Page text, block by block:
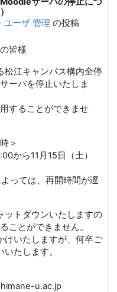
ユーザ 管理 の投稿
皆様
松江キャンパス構内全停
ーバを停止いたしま
することができませ
＞
から11月15日（土）
っては、再開時間が遅
ットダウンいたしますの
ことができません。
けいたしますが、何卒ご
たします。
u.ac.jp